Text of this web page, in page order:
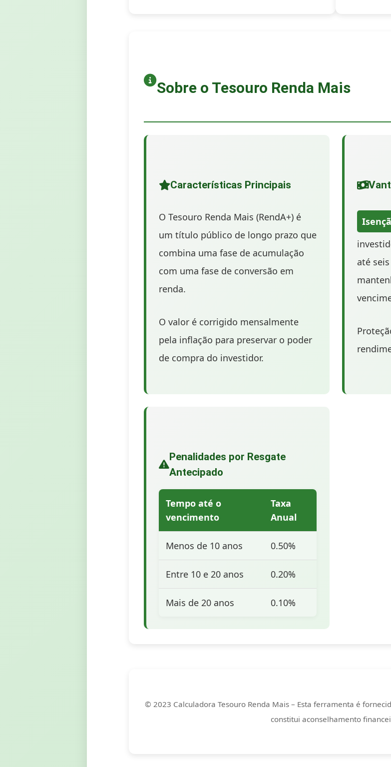
Sobre o Tesouro Renda Mais
Características Principais
O Tesouro Renda Mais (RendA+) é
um título público de longo prazo que
combina uma fase de acumulação
com uma fase de conversão em
renda.
O valor é corrigido mensalmente
pela inflação para preservar o poder
de compra do investidor.
até
Penalidades por Resgate
Antecipado
Tempo até o
vencimento
Taxa
Anual
Menos de 10 anos 0.50%
Entre 10 e 20 anos 0.20%
Mais de 20 anos 0.10%
© 2023 Calculadora Tesouro Renda Mais – Esta ferramenta é
constitui aconselhamento